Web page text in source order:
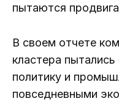
пытаются
В своем отчете
кластера
политику и
повседневными